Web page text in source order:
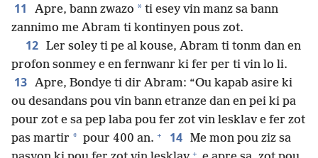
11 Apre, bann zwazo * ti esey vin manz sa bann
zannimo me Abram ti kontinyen pous zot.
12 Ler soley ti pe al kouse, Abram ti tonm dan en
profon sonmey e en fernwanr ki fer per ti vin lo li.
13 Apre, Bondye ti dir Abram: “Ou kapab asire ki
ou desandans pou vin bann etranze dan en pei ki pa
pour zot e sa pep laba pou fer zot vin lesklav e fer zot
pas martir * pour 400 an. + 14 Me mon pou ziz sa
+